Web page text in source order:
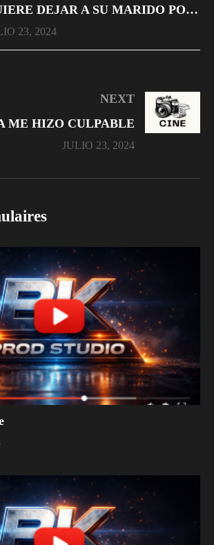
QUIERE DEJAR A SU MARIDO POR SU AMANTE
23, 2024
NEXT
ME HIZO CULPABLE
JULIO 23, 2024